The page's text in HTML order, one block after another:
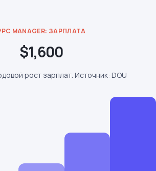
MANAGER: ЗАРПЛАТА
$1,600
рост зарплат. Источник: DOU